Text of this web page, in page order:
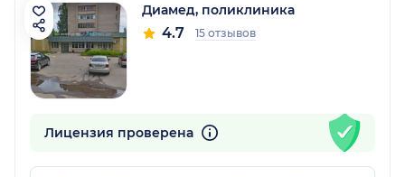
Диамед, поликлиника
4.7 15 отзывов
Лицензия проверена